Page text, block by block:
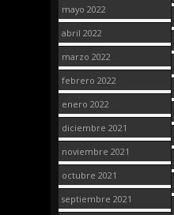
mayo 2022
abril 2022
marzo 2022
febrero 2022
enero 2022
diciembre 2021
noviembre 2021
octubre 2021
septiembre 2021